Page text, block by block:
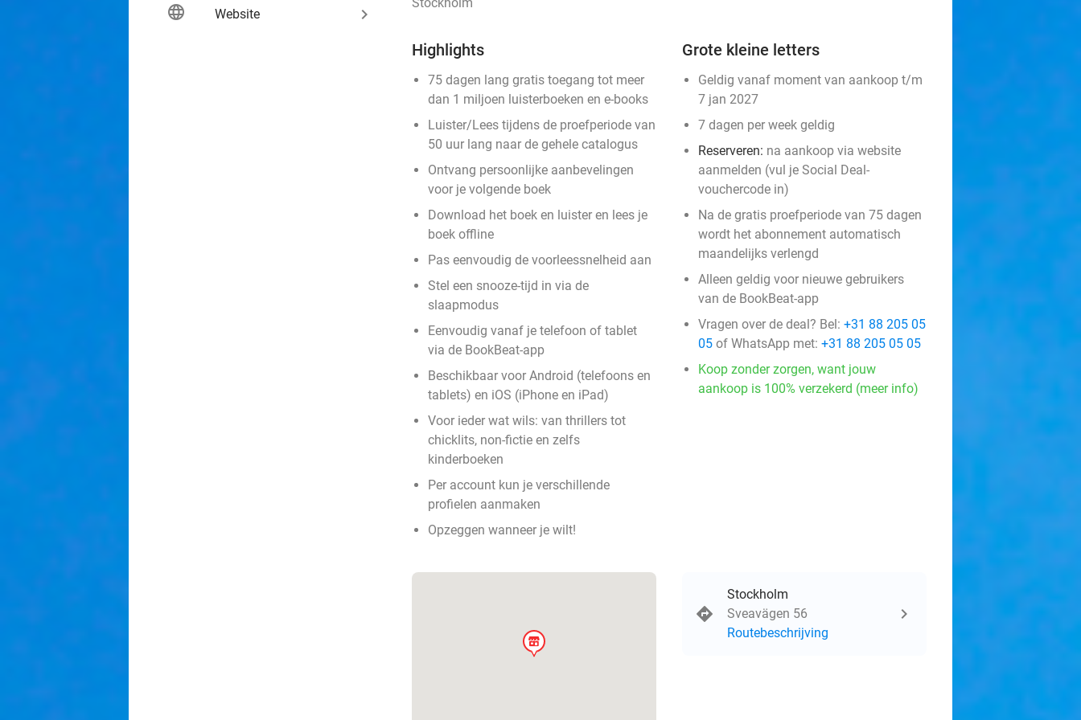
language Website keyboard_arrow_right
Highlights
75 dagen lang gratis toegang tot meer
dan 1 miljoen luisterboeken en e-books
Luister/Lees tijdens de proefperiode van
50 uur lang naar de gehele catalogus
Ontvang persoonlijke aanbevelingen
voor je volgende boek
Download het boek en luister en lees je
boek offline
Pas eenvoudig de voorleessnelheid aan
Stel een snooze-tijd in via de
slaapmodus
Eenvoudig vanaf je telefoon of tablet
via de BookBeat-app
Beschikbaar voor Android (telefoons en
tablets) en iOS (iPhone en iPad)
Voor ieder wat wils: van thrillers tot
chicklits, non-fictie en zelfs
kinderboeken
Per account kun je verschillende
profielen aanmaken
Opzeggen wanneer je wilt!
Grote kleine letters
Geldig vanaf moment van aankoop t/m
7 jan 2027
7 dagen per week geldig
Reserveren: na aankoop via website
aanmelden (vul je Social Deal-
vouchercode in)
Na de gratis proefperiode van 75 dagen
wordt het abonnement automatisch
maandelijks verlengd
Alleen geldig voor nieuwe gebruikers
van de BookBeat-app
Vragen over de deal? Bel: +31 88 205 05
05 of WhatsApp met: +31 88 205 05 05
Koop zonder zorgen, want jouw
aankoop is 100% verzekerd (meer info)
store
Stockholm
Sveavägen 56
Routebeschrijving